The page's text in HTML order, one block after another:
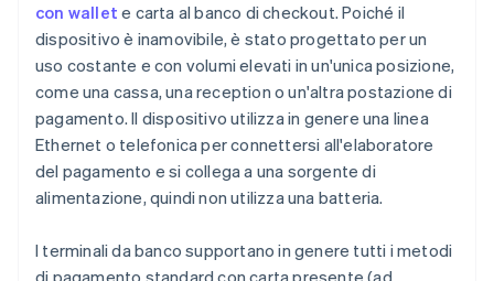
con wallet e carta al banco di checkout. Poiché il
dispositivo è inamovibile, è stato progettato per un
uso costante e con volumi elevati in un'unica posizione,
come una cassa, una reception o un'altra postazione di
pagamento. Il dispositivo utilizza in genere una linea
Ethernet o telefonica per connettersi all'elaboratore
del pagamento e si collega a una sorgente di
alimentazione, quindi non utilizza una batteria.
I terminali da banco supportano in genere tutti i metodi